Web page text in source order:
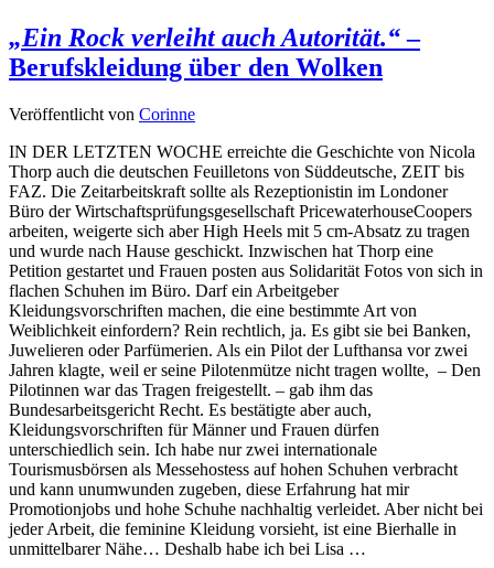
„Ein Rock verleiht auch Autorität.“–
Berufskleidung über den Wolken
Veröffentlicht von Corinne
IN DER LETZTEN WOCHE erreichte die Geschichte von Nicola
Thorp auch die deutschen Feuilletons von Süddeutsche, ZEIT bis
FAZ. Die Zeitarbeitskraft sollte als Rezeptionistin im Londoner
Büro der Wirtschaftsprüfungsgesellschaft PricewaterhouseCoopers
arbeiten, weigerte sich aber High Heels mit 5 cm-Absatz zu tragen
und wurde nach Hause geschickt. Inzwischen hat Thorp eine
Petition gestartet und Frauen posten aus Solidarität Fotos von sich in
flachen Schuhen im Büro. Darf ein Arbeitgeber
Kleidungsvorschriften machen, die eine bestimmte Art von
Weiblichkeit einfordern? Rein rechtlich, ja. Es gibt sie bei Banken,
Juwelieren oder Parfümerien. Als ein Pilot der Lufthansa vor zwei
Jahren klagte, weil er seine Pilotenmütze nicht tragen wollte, – Den
Pilotinnen war das Tragen freigestellt. – gab ihm das
Bundesarbeitsgericht Recht. Es bestätigte aber auch,
Kleidungsvorschriften für Männer und Frauen dürfen
unterschiedlich sein. Ich habe nur zwei internationale
Tourismusbörsen als Messehostess auf hohen Schuhen verbracht
und kann unumwunden zugeben, diese Erfahrung hat mir
Promotionjobs und hohe Schuhe nachhaltig verleidet. Aber nicht bei
jeder Arbeit, die feminine Kleidung vorsieht, ist eine Bierhalle in
unmittelbarer Nähe… Deshalb habe ich bei Lisa …